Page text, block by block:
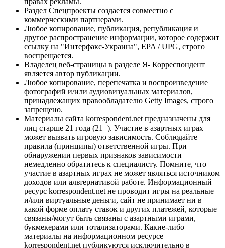
Раздел Спецпроекты создается совместно с
коммерческими партнерами.
Любое копирование, публикация, републикация и
другое распространение информации, которое содержит
ссылку на "Интерфакс-Украина", EPA / UPG, строго
воспрещается.
Владелец веб-страницы в разделе Я- Корреспондент
является автор публикации.
Любое копирование, перепечатка и воспроизведение
фотографий и/или аудиовизуальных материалов,
принадлежащих правообладателю Getty Images, строго
запрещено.
Материалы сайта korrespondent.net предназначены для
лиц старше 21 года (21+). Участие в азартных играх
может вызвать игровую зависимость. Соблюдайте
правила (принципы) ответственной игры. При
обнаружении первых признаков зависимости
немедленно обратитесь к специалисту. Помните, что
участие в азартных играх не может являться источником
доходов или альтернативой работе. Информационный
ресурс korrespondent.net не проводит игры на реальные
и/или виртуальные деньги, сайт не принимает ни в
какой форме оплату ставок и других платежей, которые
связаны/могут быть связаны с азартными играми,
букмекерами или тотализаторами. Какие-либо
материалы на информационном ресурсе
korrespondent.net публикуются исключительно в